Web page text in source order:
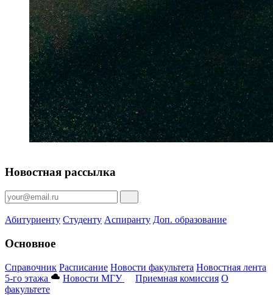
Новостная рассылка
Абитуриенту Студенту Аспиранту Доп. образование
Основное
Справочник Расписание Новости факультета Новостная лента
5-го этажа
Новости МГУ Приемная комиссия О
факультете